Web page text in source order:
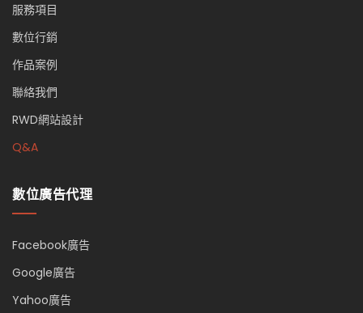
服務項目
數位行銷
作品案例
聯絡我們
RWD網站設計
Q&A
數位廣告代理
Facebook廣告
Google廣告
Yahoo廣告